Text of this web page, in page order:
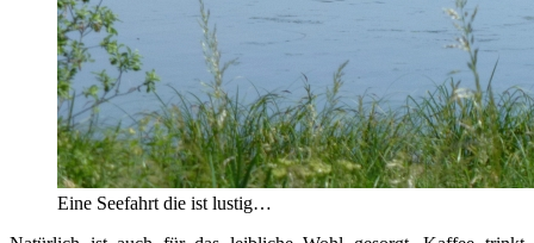
Eine Seefahrt die ist lustig…